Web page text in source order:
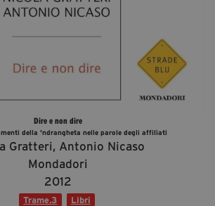
Civiche
Dire e non dire
della 'ndrangheta nelle parole degli affiliati
Gratteri, Antonio Nicaso
Mondadori
2012
Trame.3 Libri